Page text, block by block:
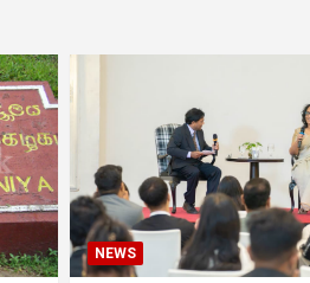
NEWS